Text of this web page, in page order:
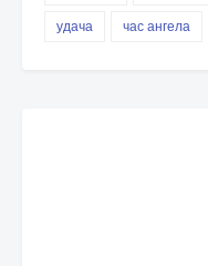
удача
час ангела